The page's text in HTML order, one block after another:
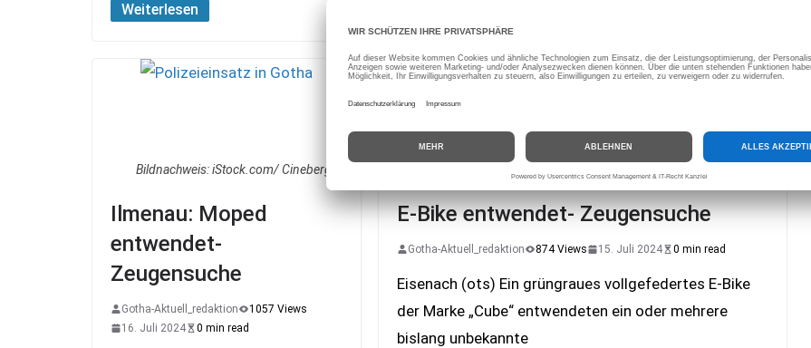
Weiterlesen
Bildnachweis: iStock.com/ Cineberg
Ilmenau: Moped
entwendet-
Zeugensuche
Gotha-Aktuell_redaktion
1057 Views
16. Juli 2024
0 min read
E-Bike entwendet- Zeugensuche
Gotha-Aktuell_redaktion 874 Views 15. Juli 2024 0 min read
Eisenach (ots) Ein grüngraues vollgefedertes E-Bike
der Marke „Cube“ entwendeten ein oder mehrere
bislang unbekannte